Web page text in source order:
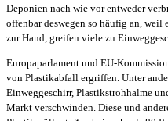
Deponien nach wie vor entweder
offenbar deswegen so häufig an,
zur Hand, greifen viele zu
Europaparlament und EU-
von Plastikabfall ergriffen. Unter
Einweggeschirr, Plastikstrohhalme
Markt verschwinden. Diese und